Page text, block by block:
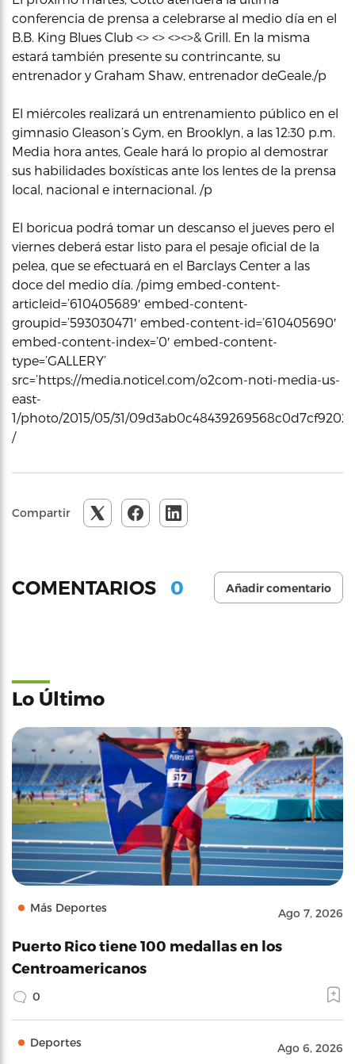
conferencia de prensa a celebrarse al medio día en el
B.B. King Blues Club <> <> <><>& Grill. En la misma
estará también presente su contrincante, su
entrenador y Graham Shaw, entrenador deGeale./p
El miércoles realizará un entrenamiento público en el
gimnasio Gleason’s Gym, en Brooklyn, a las 12:30 p.m.
Media hora antes, Geale hará lo propio al demostrar
sus habilidades boxísticas ante los lentes de la prensa
local, nacional e internacional. /p
El boricua podrá tomar un descanso el jueves pero el
viernes deberá estar listo para el pesaje oficial de la
pelea, que se efectuará en el Barclays Center a las
doce del medio día. /pimg embed-content-
articleid=’610405689′ embed-content-
groupid=’593030471′ embed-content-id=’610405690′
embed-content-index=’0′ embed-content-
type=’GALLERY’
src=’https://media.noticel.com/o2com-noti-media-us-
east-
1/photo/2015/05/31/
/
Compartir
COMENTARIOS 0 Añadir comentario
Lo Último
Más Deportes Ago 7, 2026
Puerto Rico tiene 100 medallas en los
Centroamericanos
0
Deportes Ago 6, 2026